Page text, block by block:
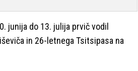
junija do 13. julija prvič vodil
in 26-letnega Tsitsipasa na